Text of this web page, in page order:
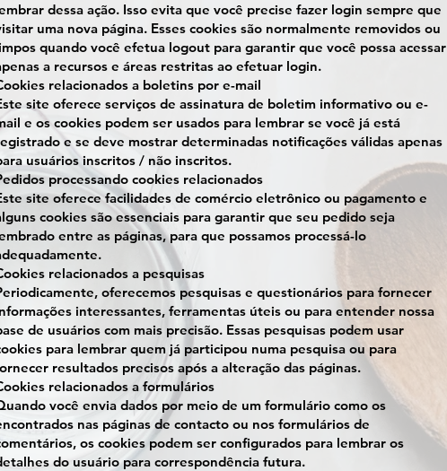
dessa ação. Isso evita que você precise fazer login sempre que
uma nova página. Esses cookies são normalmente removidos ou
quando você efetua logout para garantir que você possa acessar
a recursos e áreas restritas ao efetuar login.
relacionados a boletins por e-mail
site oferece serviços de assinatura de boletim informativo ou e-
e os cookies podem ser usados ​​para lembrar se você já está
e se deve mostrar determinadas notificações válidas apenas
usuários inscritos / não inscritos.
processando cookies relacionados
site oferece facilidades de comércio eletrônico ou pagamento e
cookies são essenciais para garantir que seu pedido seja
entre as páginas, para que possamos processá-lo
relacionados a pesquisas
oferecemos pesquisas e questionários para fornecer
interessantes, ferramentas úteis ou para entender nossa
de usuários com mais precisão. Essas pesquisas podem usar
para lembrar quem já participou numa pesquisa ou para
resultados precisos após a alteração das páginas.
relacionados a formulários
você envia dados por meio de um formulário como os
nas páginas de contacto ou nos formulários de
os cookies podem ser configurados para lembrar os
do usuário para correspondência futura.